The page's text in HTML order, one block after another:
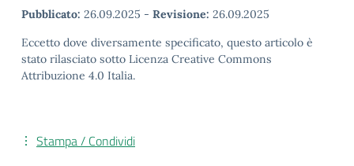
Pubblicato: 26.09.2025 - Revisione: 26.09.2025
Eccetto dove diversamente specificato, questo articolo è
stato rilasciato sotto Licenza Creative Commons
Attribuzione 4.0 Italia.
Stampa / Condividi